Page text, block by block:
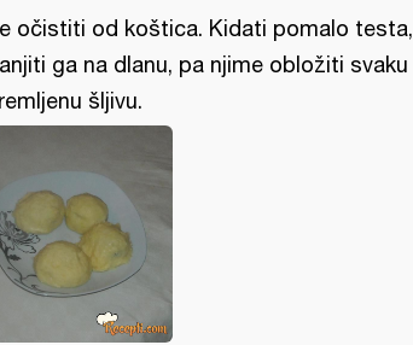
očistiti od koštica. Kidati pomalo testa,
ga na dlanu, pa njime obložiti svaku
šljivu.